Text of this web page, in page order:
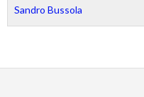
Sandro Bussola